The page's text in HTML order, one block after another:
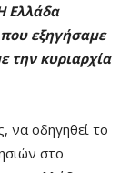
Ελλάδα
που εξηγήσαμε
την κυριαρχία
να οδηγηθεί το
στο